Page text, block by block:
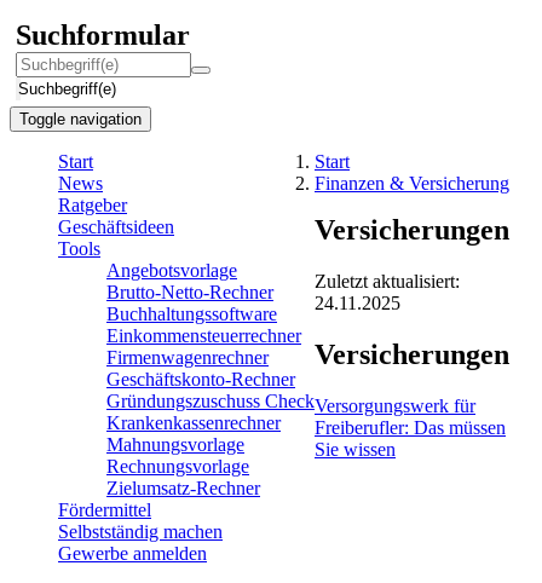
Suchformular
Suchbegriff(e)
Toggle navigation
Start
News
Ratgeber
Geschäftsideen
Tools
Angebotsvorlage
Brutto-Netto-Rechner
Buchhaltungssoftware
Einkommensteuerrechner
Firmenwagenrechner
Geschäftskonto-Rechner
Gründungszuschuss Check
Krankenkassenrechner
Mahnungsvorlage
Rechnungsvorlage
Zielumsatz-Rechner
Fördermittel
Selbstständig machen
Gewerbe anmelden
Start
Finanzen & Versicherung
Versicherungen
Zuletzt aktualisiert:
24.11.2025
Versicherungen
Versorgungswerk für
Freiberufler: Das müssen
Sie wissen